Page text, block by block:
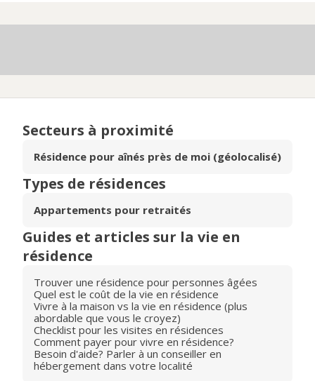
Secteurs à proximité
Résidence pour aînés près de moi (géolocalisé)
Types de résidences
Appartements pour retraités
Guides et articles sur la vie en
résidence
Trouver une résidence pour personnes âgées
Quel est le coût de la vie en résidence
Vivre à la maison vs la vie en résidence (plus
abordable que vous le croyez)
Checklist pour les visites en résidences
Comment payer pour vivre en résidence?
Besoin d'aide? Parler à un conseiller en
hébergement dans votre localité